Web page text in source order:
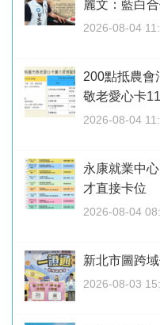
麗文：藍白
2026-08-04
200點抵農
敬老愛心卡
2026-08-04
永康就業中
才直接卡位
2026-08-04
新北市圖跨
2026-08-03